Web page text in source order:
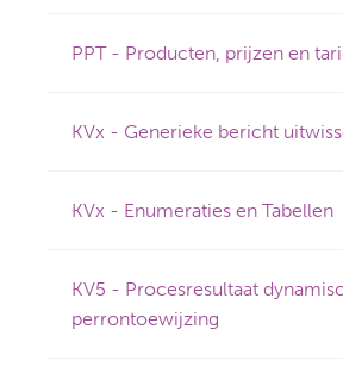
PPT - Producten, prijzen en
KVx - Generieke bericht
KVx - Enumeraties en Tabellen
KV5 - Procesresultaat
perrontoewijzing